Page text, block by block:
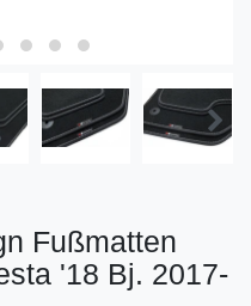
Fußmatten
'18 Bj. 2017-